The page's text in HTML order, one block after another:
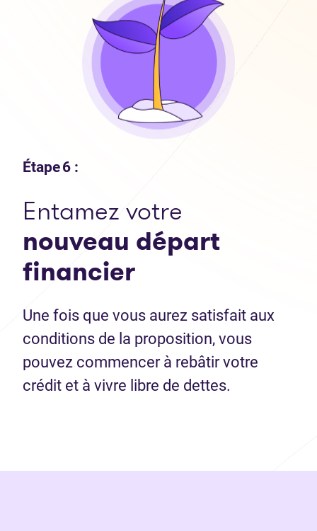
Étape 6 :
Entamez votre
nouveau départ
financier
Une fois que vous aurez satisfait aux
conditions de la proposition, vous
pouvez commencer à rebâtir votre
crédit et à vivre libre de dettes.